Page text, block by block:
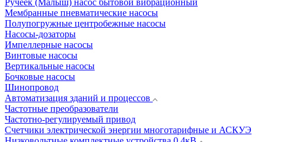
Ручеек (Малыш) насос бытовой вибрационный
Мембранные пневматические насосы
Полупогружные центробежные насосы
Насосы-дозаторы
Импеллерные насосы
Винтовые насосы
Вертикальные насосы
Бочковые насосы
Шинопровод
Автоматизация зданий и процессов
Частотные преобразователи
Частотно-регулируемый привод
Счетчики электрической энергии многотарифные и АСКУЭ